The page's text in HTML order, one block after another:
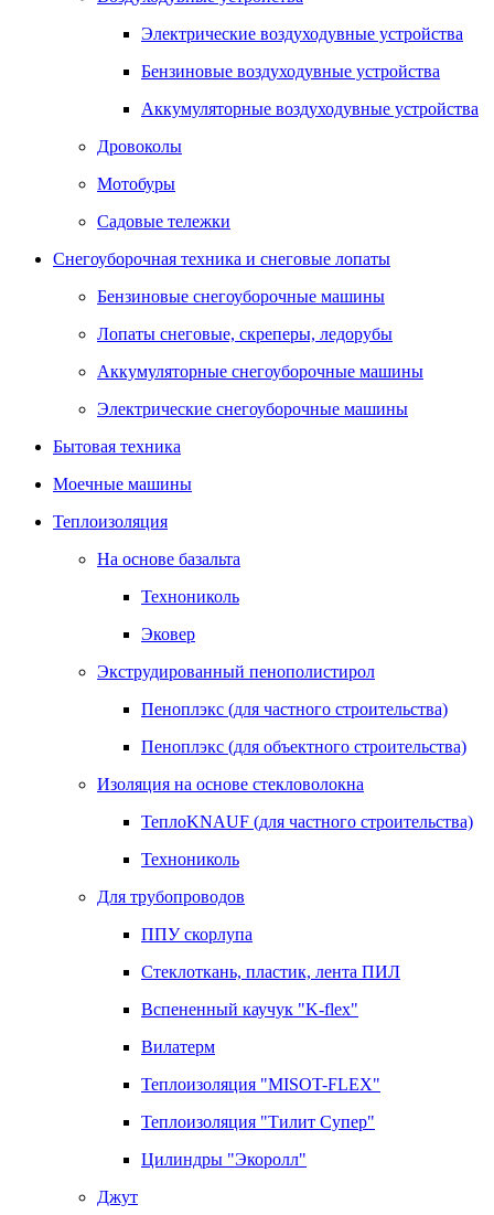
Электрические воздуходувные устройства
Бензиновые воздуходувные устройства
Аккумуляторные воздуходувные устройства
Дровоколы
Мотобуры
Садовые тележки
Снегоуборочная техника и снеговые лопаты
Бензиновые снегоуборочные машины
Лопаты снеговые, скреперы, ледорубы
Аккумуляторные снегоуборочные машины
Электрические снегоуборочные машины
Бытовая техника
Моечные машины
Теплоизоляция
На основе базальта
Технониколь
Эковер
Экструдированный пенополистирол
Пеноплэкс (для частного строительства)
Пеноплэкс (для объектного строительства)
Изоляция на основе стекловолокна
ТеплоKNAUF (для частного строительства)
Технониколь
Для трубопроводов
ППУ скорлупа
Стеклоткань, пластик, лента ПИЛ
Вспененный каучук "K-flex"
Вилатерм
Теплоизоляция "MISOT-FLEX"
Теплоизоляция "Тилит Супер"
Цилиндры "Экоролл"
Джут